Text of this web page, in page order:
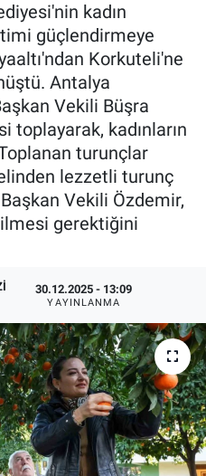
kadın
güçlendirmeye
Korkuteli'ne
Antalya
Vekili Büşra
toplayarak, kadınların
turunçlar
lezzetli turunç
Vekili Özdemir,
gerektiğini
30.12.2025 - 13:09
YAYINLANMA